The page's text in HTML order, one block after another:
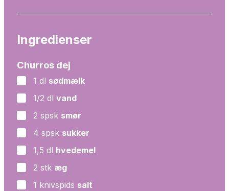
Ingredienser
Churros dej
▢
1 dl sødmælk
▢
1/2 dl vand
▢
2 spsk smør
▢
4 spsk sukker
▢
1,5 dl hvedemel
▢
2 stk æg
▢
1 knivspids salt